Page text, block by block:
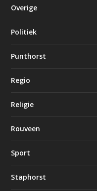
Overige
Politiek
Punthorst
Regio
Religie
Rouveen
Sport
Staphorst